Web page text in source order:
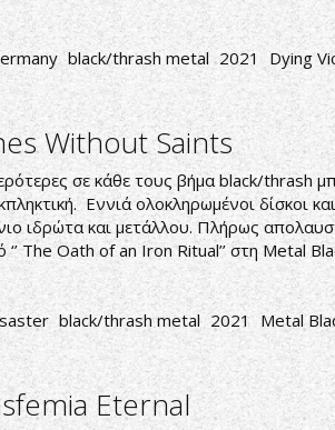
black/thrash metal 2021
Dying
Without Saints
σε κάθε τους βήμα black/thrash
Εννιά ολοκληρωμένοι δίσκοι
ιδρώτα και μετάλλου. Πλήρως
The Oath of an Iron Ritual’’ στη Metal
black/thrash metal 2021 Metal
Eternal